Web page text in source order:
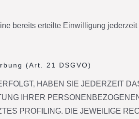
bereits erteilte Einwilligung
(Art. 21 DSGVO)
HABEN SIE JEDERZEIT
IHRER
PROFILING. DIE JEWEILIGE